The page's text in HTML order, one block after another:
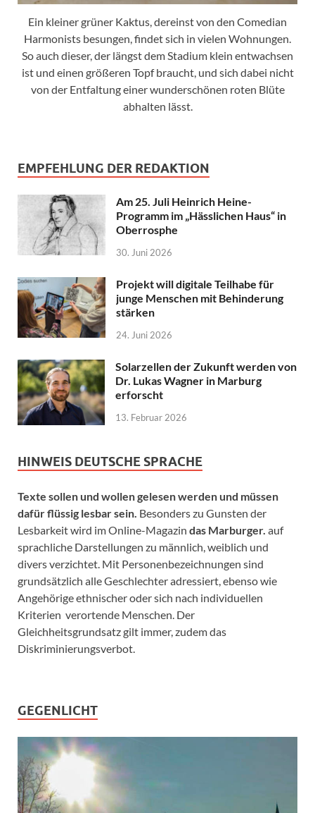
Ein kleiner grüner Kaktus, dereinst von den Comedian
Harmonists besungen, findet sich in vielen Wohnungen.
So auch dieser, der längst dem Stadium klein entwachsen
ist und einen größeren Topf braucht, und sich dabei nicht
von der Entfaltung einer wunderschönen roten Blüte
abhalten lässt.
EMPFEHLUNG DER REDAKTION
Am 25. Juli Heinrich Heine-
Programm im „Hässlichen Haus“ in
Oberrosphe
30. Juni 2026
Projekt will digitale Teilhabe für
junge Menschen mit Behinderung
stärken
24. Juni 2026
Solarzellen der Zukunft werden von
Dr. Lukas Wagner in Marburg
erforscht
13. Februar 2026
HINWEIS DEUTSCHE SPRACHE
Texte sollen und wollen gelesen werden und müssen
dafür flüssig lesbar sein. Besonders zu Gunsten der
Lesbarkeit wird im Online-Magazin das Marburger. auf
sprachliche Darstellungen zu männlich, weiblich und
divers verzichtet. Mit Personenbezeichnungen sind
grundsätzlich alle Geschlechter adressiert, ebenso wie
Angehörige ethnischer oder sich nach individuellen
Kriterien verortende Menschen. Der
Gleichheitsgrundsatz gilt immer, zudem das
Diskriminierungsverbot.
GEGENLICHT